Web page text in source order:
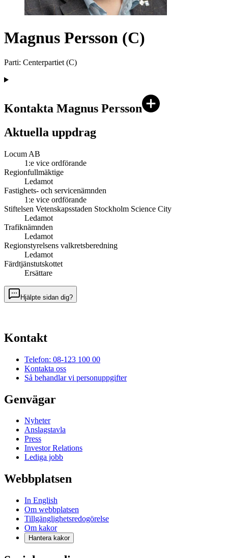
Magnus Persson (C)
Parti: Centerpartiet (C)
Kontakta Magnus Persson
Aktuella uppdrag
Locum AB
1:e vice ordförande
Regionfullmäktige
Ledamot
Fastighets- och servicenämnden
1:e vice ordförande
Stiftelsen Vetenskapsstaden Stockholm Science City
Ledamot
Trafiknämnden
Ledamot
Regionstyrelsens valkretsberedning
Ledamot
Färdtjänstutskottet
Ersättare
Hjälpte sidan dig?
Kontakt
Telefon: 08-123 100 00
Kontakta oss
Så behandlar vi personuppgifter
Genvägar
Nyheter
Anslagstavla
Press
Investor Relations
Lediga jobb
Webbplatsen
In English
Om webbplatsen
Tillgänglighetsredogörelse
Om kakor
Hantera kakor